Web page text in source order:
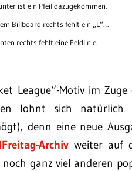
ist ein Pfeil dazugekommen.
Billboard rechts fehlt ein „L“…
rechts fehlt eine Feldlinie.
League“-Motiv im Zuge
lohnt sich natürlich
denn eine neue
Archiv weiter auf
ganz viel anderen